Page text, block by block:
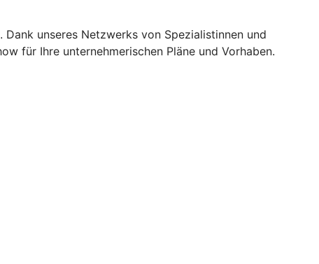
unseres Netzwerks von Spezialistinnen und
für Ihre unternehmerischen Pläne und Vorhaben.